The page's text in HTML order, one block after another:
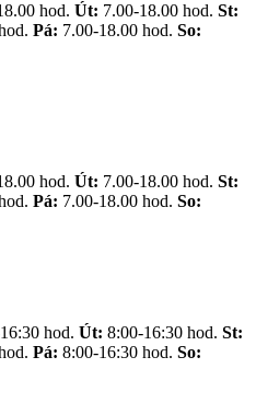
hod. Út: 7.00-18.00 hod. St:
Pá: 7.00-18.00 hod. So:
hod. Út: 7.00-18.00 hod. St:
Pá: 7.00-18.00 hod. So:
hod. Út: 8:00-16:30 hod. St:
Pá: 8:00-16:30 hod. So: